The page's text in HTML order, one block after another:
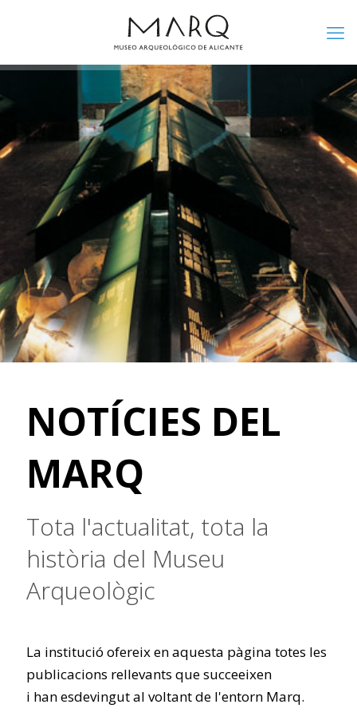
NOTÍCIES DEL
MARQ
Tota l'actualitat, tota la
història del Museu
Arqueològic
La institució ofereix en aquesta pàgina totes les
publicacions rellevants que succeeixen
i han esdevingut al voltant de l'entorn Marq.